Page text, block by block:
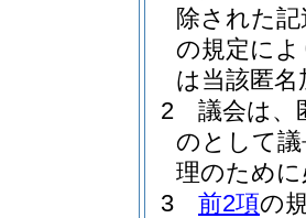
除された
の規定に
は当該匿
2
議会は、
のとして
理のため
3
前2項の